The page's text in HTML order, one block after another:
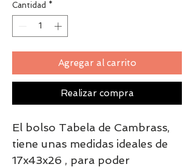
Cantidad *
Agregar al carrito
Realizar compra
El bolso Tabela de Cambrass,
tiene unas medidas ideales de
17x43x26 , para poder